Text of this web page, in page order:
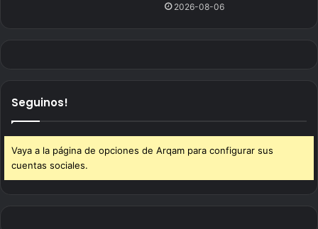
2026-08-06
Seguinos!
Vaya a la página de opciones de Arqam para configurar sus
cuentas sociales.